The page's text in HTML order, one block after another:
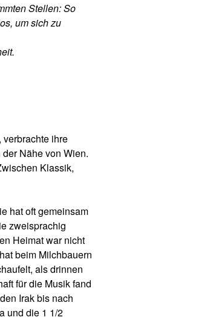
Stellen: So
um sich zu
ihre
Nähe von Wien.
Klassik,
hat oft gemeinsam
zweisprachig
Heimat war nicht
beim Milchbauern
als drinnen
für die Musik fand
Irak bis nach
und die 1 1/2